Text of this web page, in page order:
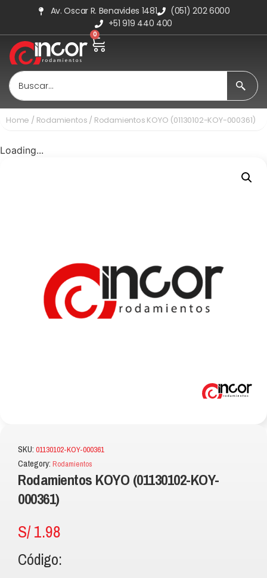
Av. Oscar R. Benavides 1481
(051) 202 6000
+51 919 440 400
0
Home / Rodamientos / Rodamientos KOYO (01130102-KOY-000361)
Loading...
SKU: 01130102-KOY-000361
Category: Rodamientos
Rodamientos KOYO (01130102-KOY-
000361)
S/1.98
Código: